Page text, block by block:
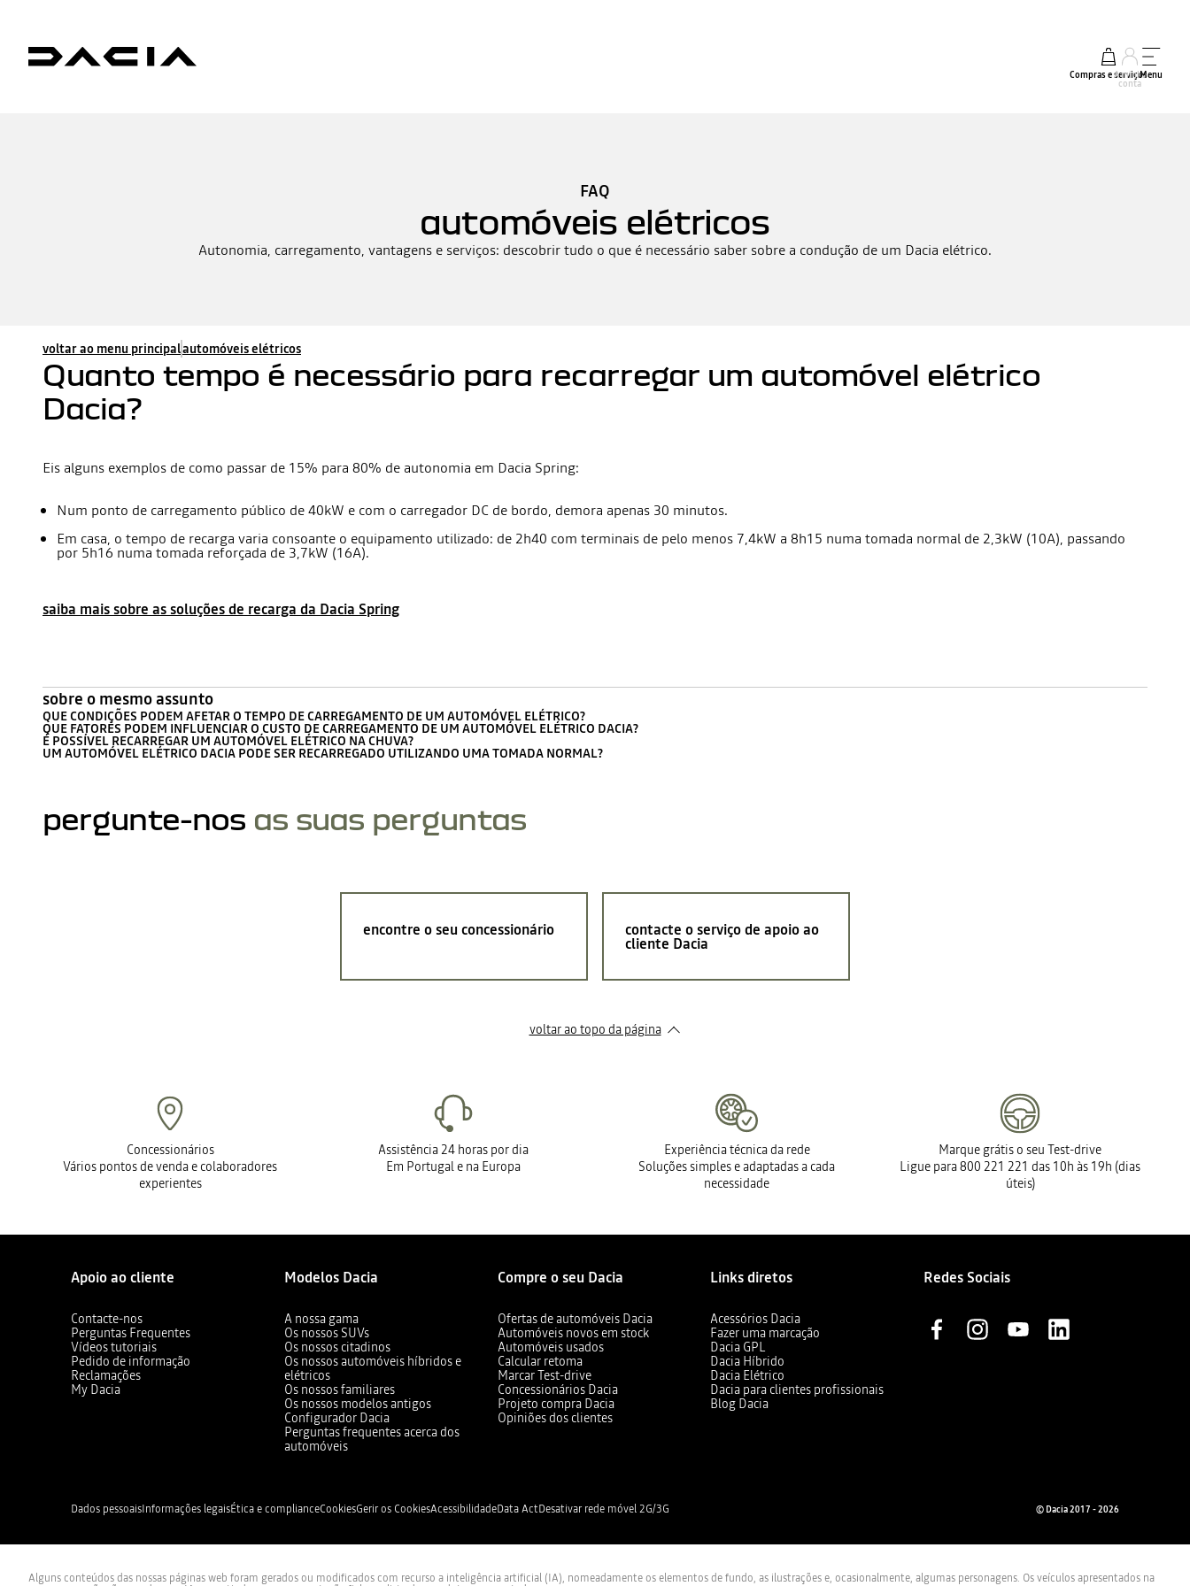
Compras e serviços
A minha
conta
Menu
FAQ
automóveis elétricos
Autonomia, carregamento, vantagens e serviços: descobrir tudo o que é necessário saber sobre a condução de um Dacia elétrico.
voltar ao menu principalautomóveis elétricos
Quanto tempo é necessário para recarregar um automóvel elétrico
Dacia?
Eis alguns exemplos de como passar de 15% para 80% de autonomia em Dacia Spring:
Num ponto de carregamento público de 40kW e com o carregador DC de bordo, demora apenas 30 minutos.
Em casa, o tempo de recarga varia consoante o equipamento utilizado: de 2h40 com terminais de pelo menos 7,4kW a 8h15 numa tomada normal de 2,3kW (10A), passando
por 5h16 numa tomada reforçada de 3,7kW (16A).
saiba mais sobre as soluções de recarga da Dacia Spring
sobre o mesmo assunto
QUE CONDIÇÕES PODEM AFETAR O TEMPO DE CARREGAMENTO DE UM AUTOMÓVEL ELÉTRICO?
QUE FATORES PODEM INFLUENCIAR O CUSTO DE CARREGAMENTO DE UM AUTOMÓVEL ELÉTRICO DACIA?
É POSSÍVEL RECARREGAR UM AUTOMÓVEL ELÉTRICO NA CHUVA?
UM AUTOMÓVEL ELÉTRICO DACIA PODE SER RECARREGADO UTILIZANDO UMA TOMADA NORMAL?
pergunte-nos as suas perguntas
encontre o seu concessionário contacte o serviço de apoio ao
cliente Dacia
voltar ao topo da página
Concessionários
Vários pontos de venda e colaboradores
experientes
Assistência 24 horas por dia
Em Portugal e na Europa
Experiência técnica da rede
Soluções simples e adaptadas a cada
necessidade
Marque grátis o seu Test-drive
Ligue para 800 221 221 das 10h às 19h (dias
úteis)
Apoio ao cliente
Contacte-nos
Perguntas Frequentes
Vídeos tutoriais
Pedido de informação
Reclamações
My Dacia
Modelos Dacia
A nossa gama
Os nossos SUVs
Os nossos citadinos
Os nossos automóveis híbridos e
elétricos
Os nossos familiares
Os nossos modelos antigos
Configurador Dacia
Perguntas frequentes acerca dos
automóveis
Compre o seu Dacia
Ofertas de automóveis Dacia
Automóveis novos em stock
Automóveis usados
Calcular retoma
Marcar Test-drive
Concessionários Dacia
Projeto compra Dacia
Opiniões dos clientes
Links diretos
Acessórios Dacia
Fazer uma marcação
Dacia GPL
Dacia Híbrido
Dacia Elétrico
Dacia para clientes profissionais
Blog Dacia
Redes Sociais
Dados pessoaisInformações legaisÉtica e complianceCookiesGerir os CookiesAcessibilidadeData ActDesativar rede móvel 2G/3G © Dacia 2017 - 2026
Alguns conteúdos das nossas páginas web foram gerados ou modificados com recurso a inteligência artificial (IA), nomeadamente os elementos de fundo, as ilustrações e, ocasionalmente, algumas personagens. Os veículos apresentados na